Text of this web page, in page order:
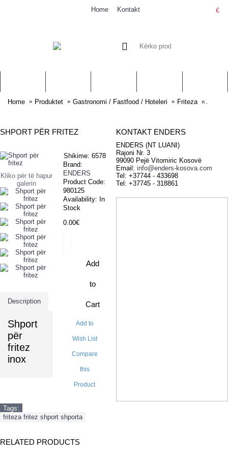
Home Kontakt €
Home Produktet Gastronomi / Fastfood / Hoteleri Friteza
KONTAKT ENDERS
ENDERS (NT LUANI)
Rajoni Nr. 3
99090 Pejë Vitomiric Kosovë
Email: info@enders-kosova.com
Tel: +37744 - 433698
Tel: +37745 - 318861
SHPORT PËR FRITEZ
Kliko për të hapur
galerin
Description
Shport
për
fritez
inox
Shikime: 6578
Brand:
ENDERS
Product Code:
980125
Availability: In
Stock
0.00€
Add
to
Cart
Add to
Wish List
Compare
this
Product
Tags:
friteza fritez shport shporta
RELATED PRODUCTS